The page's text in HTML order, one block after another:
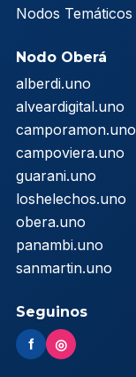
Nodos Temáticos
Nodo Oberá
alberdi.uno
alveardigital.uno
camporamon.uno
campoviera.uno
guarani.uno
loshelechos.uno
obera.uno
panambi.uno
sanmartin.uno
Seguinos
f ◎